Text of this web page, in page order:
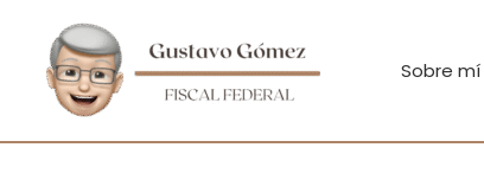
contenido
Sobre mí